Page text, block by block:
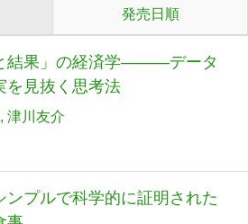
発売日順
結果」の経済学―――データ
を見抜く思考法
津川友介
ンプルで科学的に証明された